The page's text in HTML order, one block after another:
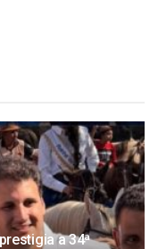
a 34ª